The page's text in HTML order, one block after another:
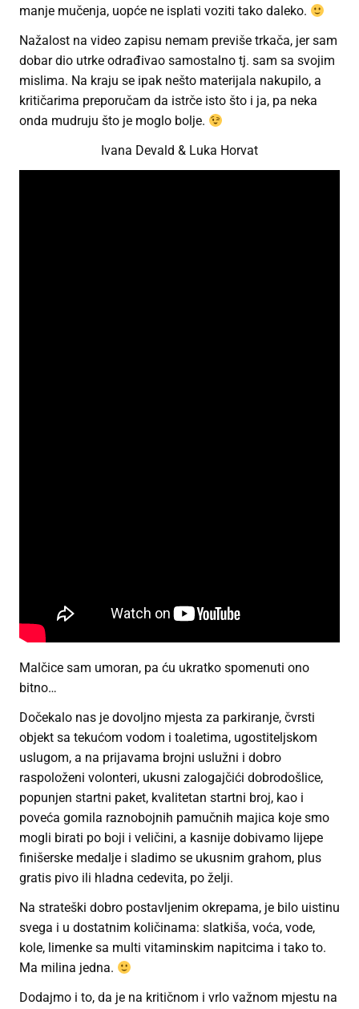
manje mučenja, uopće ne isplati voziti tako daleko.
Nažalost na video zapisu nemam previše trkača, jer sam
dobar dio utrke odrađivao samostalno tj. sam sa svojim
mislima. Na kraju se ipak nešto materijala nakupilo, a
kritičarima preporučam da istrče isto što i ja, pa neka
onda mudruju što je moglo bolje.
Ivana Devald & Luka Horvat
Malčice sam umoran, pa ću ukratko spomenuti ono
bitno…
Dočekalo nas je dovoljno mjesta za parkiranje, čvrsti
objekt sa tekućom vodom i toaletima, ugostiteljskom
uslugom, a na prijavama brojni uslužni i dobro
raspoloženi volonteri, ukusni zalogajčići dobrodošlice,
popunjen startni paket, kvalitetan startni broj, kao i
poveća gomila raznobojnih pamučnih majica koje smo
mogli birati po boji i veličini, a kasnije dobivamo lijepe
finišerske medalje i sladimo se ukusnim grahom, plus
gratis pivo ili hladna cedevita, po želji.
Na strateški dobro postavljenim okrepama, je bilo uistinu
svega i u dostatnim količinama: slatkiša, voća, vode,
kole, limenke sa multi vitaminskim napitcima i tako to.
Ma milina jedna.
Dodajmo i to, da je na kritičnom i vrlo važnom mjestu na